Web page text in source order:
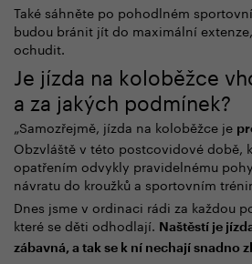
Také sáhněte po pohodlném
budou bránit jít do maximální
ochudit.
Je jízda na koloběžce
a za jakých podmínek?
„Samozřejmě, jízda na koloběžce je
Obzvláště v této postcovidovédobě,
opatřením odvykly pravidelnému
návratu do kroužků a sportovním
Dnes jsme v ordinaci rádi za každou
které se děti odhodlají. Naštěstí je
zábavná, a tak se k ní nechají snadno